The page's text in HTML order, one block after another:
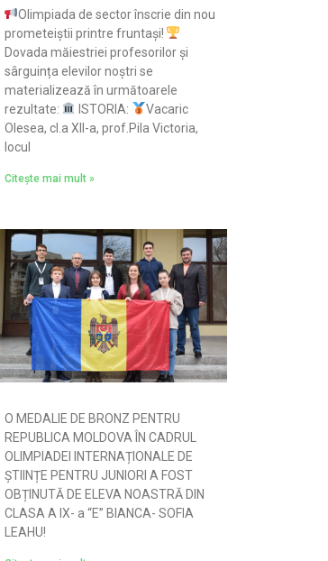
Olimpiada de sector înscrie din nou
prometeiștii printre fruntași!
Dovada măiestriei profesorilor și
sârguința elevilor noștri se
materializează în următoarele
rezultate:
ISTORIA:
Vacaric
Olesea, cl.a XII-a, prof.Pila Victoria,
locul
Citește mai mult »
O MEDALIE DE BRONZ PENTRU
REPUBLICA MOLDOVA ÎN CADRUL
OLIMPIADEI INTERNAȚIONALE DE
ȘTIINȚE PENTRU JUNIORI A FOST
OBȚINUTĂ DE ELEVA NOASTRĂ DIN
CLASA A IX- a “E” BIANCA- SOFIA
LEAHU!